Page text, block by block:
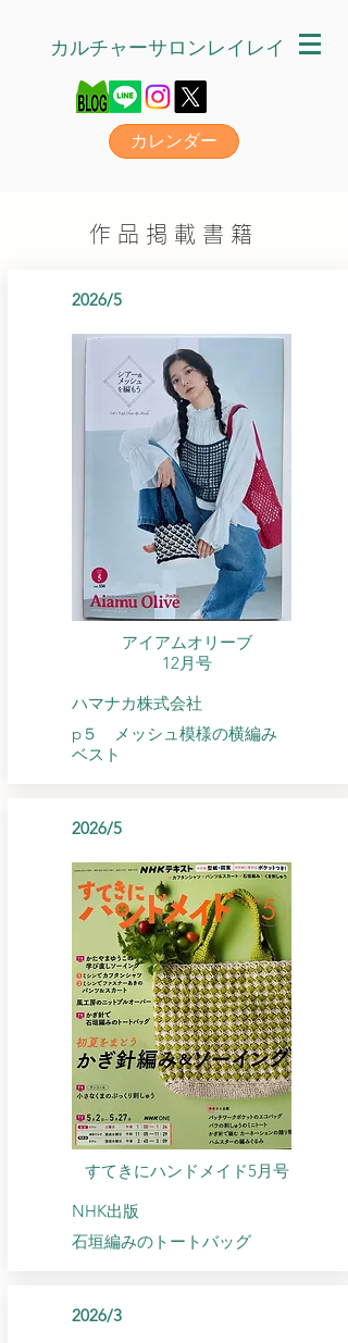
カルチャーサロンレイレイ
カレンダー
作品掲載書籍
2026/5
アイアムオリーブ
​12月号
ハマナカ株式会社
p５ メッシュ模様の横編み
ベスト
2026/5
すてきにハンドメイド5月号
NHK出版
石垣編みのトートバッグ
2026/3